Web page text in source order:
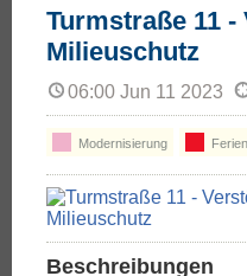
Turmstraße 11 -
Milieuschutz
06:00 Jun 11 2023
Modernisierung
Beschreibungen